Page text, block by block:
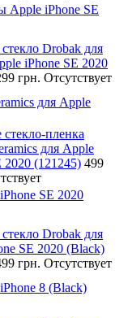
Apple iPhone SE
Drobak для
iPhone SE 2020
грн. Отсутствует
для Apple
пленка
для Apple
2020 (121245) 499
SE 2020
Drobak для
SE 2020 (Black)
грн. Отсутствует
8 (Black)